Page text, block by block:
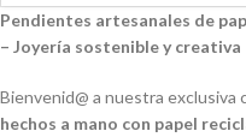
Pendientes artesanales de
– Joyería sostenible y creativa
Bienvenid@ a nuestra exclusiva
hechos a mano con papel